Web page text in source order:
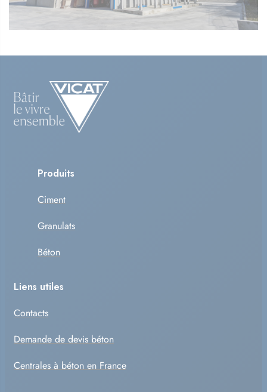
Produits
Ciment
Granulats
Béton
Liens utiles
Contacts
Demande de devis béton
Centrales à béton en France